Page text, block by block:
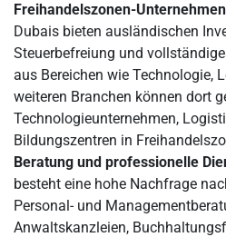
Freihandelszonen-
Dubais bieten ausländischen
Steuerbefreiung und
aus Bereichen wie Technologie,
weiteren Branchen können dort
Technologieunternehmen,
Bildungszentren in
Beratung und professionelle
besteht eine hohe Nachfrage
Personal- und
Anwaltskanzleien,